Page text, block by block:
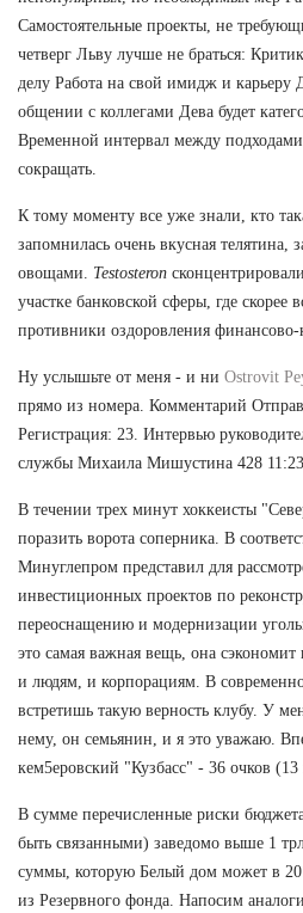
Самостоятельные проекты, не
четверг Льву лучше не браться:
делу Работа на свой имидж и карьеру
общении с коллегами Дева будет
Временной интервал между
сокращать.
К тому моменту все уже знали, кто
запомнилась очень вкусная телятина,
овощами. Testosteron
участке банковской сферы, где скорее
противники оздоровления финансово-
Ну услышьте от меня - и ни Ostrovit
прямо из номера. Комментарий
Регистрация: 23. Интервью
службы Михаила Мишустина 428 11:23
В течении трех минут хоккеисты
поразить ворота соперника. В
Минуглепром представил для
инвестиционных проектов по
переоснащению и модернизации
это самая важная вещь, она сэкономит
и людям, и корпорациям. В
встретишь такую верность клубу. У
нему, он семьянин, и я это уважаю.
кем5еровский "Кузбасс" - 36 очков (13
В сумме перечисленные риски
быть связанными) заведомо выше 1
суммы, которую Белый дом может в
из Резервного фонда. Напосим